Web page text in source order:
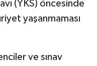
(YKS) öncesinde
yaşanmaması
ve sınav